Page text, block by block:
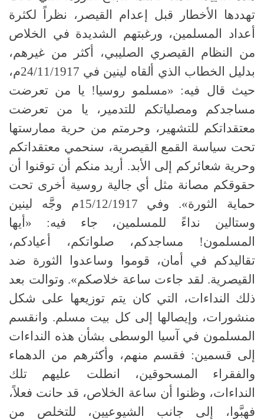
تهددها الأخطار قبل إعدام القيصر، نظراً لكثرة
أعداد المسلمين، ورغبتهم الشديدة في الخلاص
من النظام القيصري الصليبي، أكثر من غيرهم،
بدليل الخطاب الذي ألقاه لينين في 24/11/1917م،
حيث قال فيه: «مسلمو روسيا! يا من تعرضت
مساجدكم ومصلياتكم للتدمير، يا من تعرضت
معتقداتكم للتشهير، وحرمتم من حرية ممارستها
تحت سياسة القمع القيصرية، سنحمي معتقداتكم
وحرية شعائركم إلى الأبد. أريد منكم أن توقنوا أن
حقوقكم مصانة مثل أي جالية روسية أخرى تحت
حماية الثورة». وفي 15/12/1917م وجَّه لينين
وستالين نداءً للمسلمين، جاء فيه: «أيها
المسلمون! مساجدكم، صلواتكم، أعيادكم،
تقاليدكم في أمان، قوموا وساعدوا الثورة ضد
القيصرية. لقد جاءت ساعة خلاصكم». وتوالت بعد
ذلك النداءات، التي كان يتم توزيعها على شكل
منشورات، وإيصالها إلى كل بيت مسلم. وانقسم
المسلمون في آسيا الوسطى بشأن هذه النداءات
إلى قسمين: فقسم منهم، وأكثرهم من الدهماء
والفقراء المسحوقين، انطلت عليهم تلك
النداءات، وظنوا أن ساعة الخلاص، قد حانت فعلاً،
فهبَّوا، إلى جانب الشيوعيين، للتخلص من